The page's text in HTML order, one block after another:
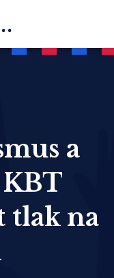
psychoterapie
a
KBT
tlak na